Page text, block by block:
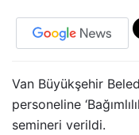
Van Büyükşehir
personeline
semineri verildi.